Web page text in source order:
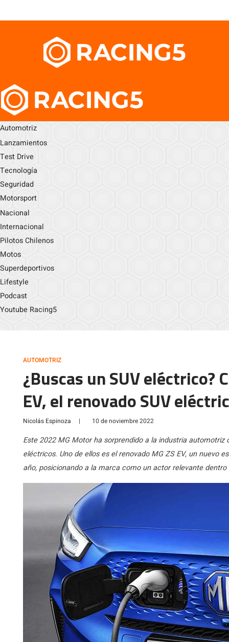
Automotriz
Lanzamientos
Test Drive
Tecnología
Seguridad
Motorsport
Nacional
Internacional
Pilotos Chilenos
Motos
Superdeportivos
Lifestyle
Podcast
Youtube Racing5
AUTOMOTRIZ
¿Buscas un SUV eléctrico?
EV, el renovado SUV
Nicolás Espinoza | 10 de noviembre 2022
Este 2022 MG Motor ha sorprendido a la industria automotriz
eléctricos. Uno de ellos es el renovado MG ZS EV, un nuevo
año, posicionando a la marca como un actor relevante